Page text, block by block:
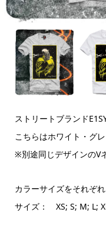
ストリートブランド
こちらはホワイト・グ
※別途同じデザインのV
カラーサイズをそれぞ
サイズ： XS; S; M; L;